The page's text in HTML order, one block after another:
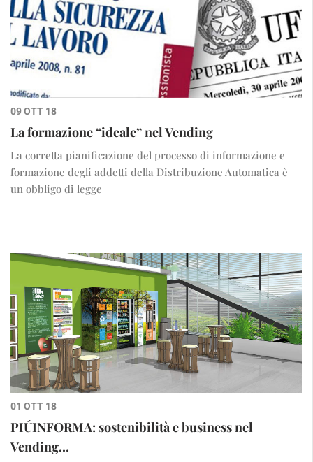
09 OTT 18
La formazione “ideale” nel Vending
La corretta pianificazione del processo di informazione e
formazione degli addetti della Distribuzione Automatica è
un obbligo di legge
01 OTT 18
PIÚINFORMA: sostenibilità e business nel
Vending…